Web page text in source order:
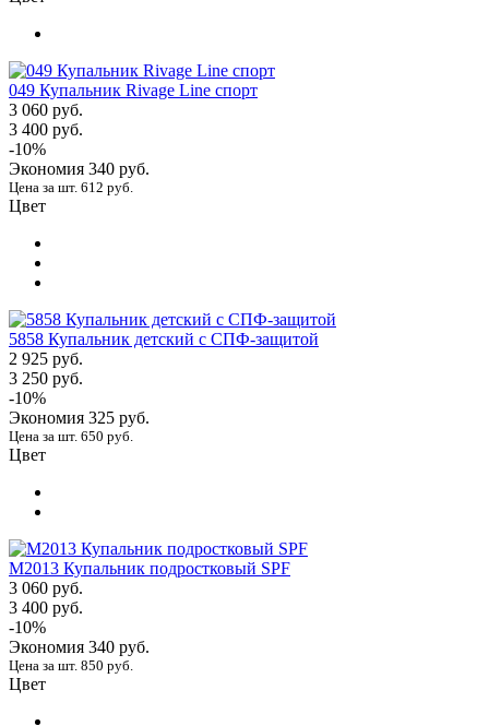
049 Купальник Rivage Line спорт
3 060 руб.
3 400 руб.
-10%
Экономия 340 руб.
Цена за шт. 612 руб.
Цвет
5858 Купальник детский с СПФ-защитой
2 925 руб.
3 250 руб.
-10%
Экономия 325 руб.
Цена за шт. 650 руб.
Цвет
М2013 Купальник подростковый SPF
3 060 руб.
3 400 руб.
-10%
Экономия 340 руб.
Цена за шт. 850 руб.
Цвет